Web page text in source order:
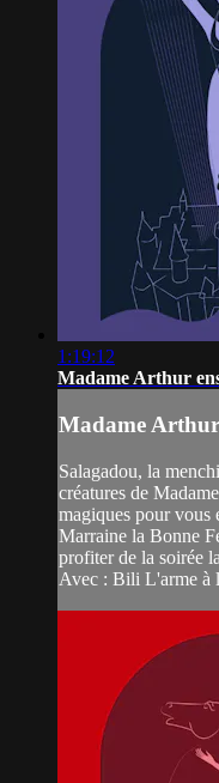
1:19:12
Madame Arthur
Madame Arthur
Salagadou, la
créatures de
magiques pour vous
Marraine la Bonne
profiter de la soirée
Avec : Bili L'arme à